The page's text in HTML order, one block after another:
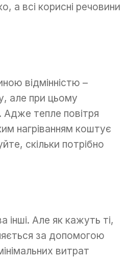
а всі корисні речовини
відмінністю –
але при цьому
тепле повітря
нагріванням коштує
скільки потрібно
інші. Але як кажуть ті,
за допомогою
витрат